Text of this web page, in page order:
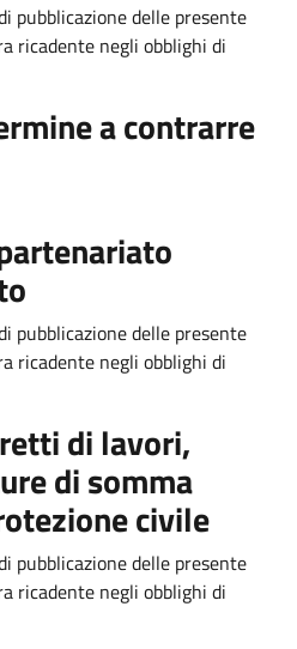
pubblicazione delle presente
ricadente negli obblighi di
a contrarre
pubblicazione delle presente
ricadente negli obblighi di
di lavori,
di somma
civile
pubblicazione delle presente
ricadente negli obblighi di